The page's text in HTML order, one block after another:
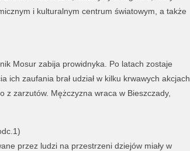
i kulturalnym centrum światowym, a także
Mosur zabija prowidnyka. Po latach zostaje
ich zaufania brał udział w kilku krwawych akcjach
zarzutów. Mężczyzna wraca w Bieszczady,
przez ludzi na przestrzeni dziejów miały w